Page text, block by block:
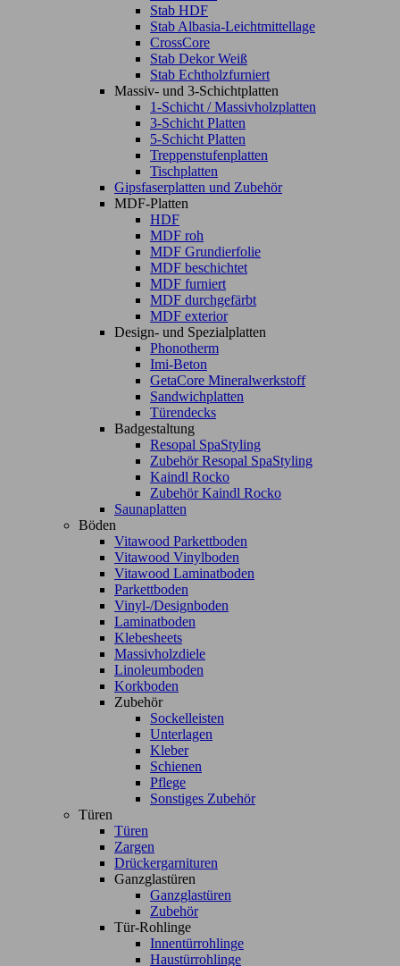
Stab HDF
Stab Albasia-Leichtmittellage
CrossCore
Stab Dekor Weiß
Stab Echtholzfurniert
Massiv- und 3-Schichtplatten
1-Schicht / Massivholzplatten
3-Schicht Platten
5-Schicht Platten
Treppenstufenplatten
Tischplatten
Gipsfaserplatten und Zubehör
MDF-Platten
HDF
MDF roh
MDF Grundierfolie
MDF beschichtet
MDF furniert
MDF durchgefärbt
MDF exterior
Design- und Spezialplatten
Phonotherm
Imi-Beton
GetaCore Mineralwerkstoff
Sandwichplatten
Türendecks
Badgestaltung
Resopal SpaStyling
Zubehör Resopal SpaStyling
Kaindl Rocko
Zubehör Kaindl Rocko
Saunaplatten
Böden
Vitawood Parkettboden
Vitawood Vinylboden
Vitawood Laminatboden
Parkettboden
Vinyl-/Designboden
Laminatboden
Klebesheets
Massivholzdiele
Linoleumboden
Korkboden
Zubehör
Sockelleisten
Unterlagen
Kleber
Schienen
Pflege
Sonstiges Zubehör
Türen
Türen
Zargen
Drückergarnituren
Ganzglastüren
Ganzglastüren
Zubehör
Tür-Rohlinge
Innentürrohlinge
Haustürrohlinge